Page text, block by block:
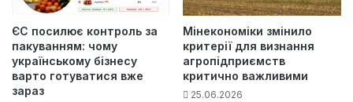
ЄС посилює контроль за
пакуванням: чому
українському бізнесу
варто готуватися вже
зараз
Мінекономіки змінило
критерії для визнання
агропідприємств
критично важливими
25.06.2026